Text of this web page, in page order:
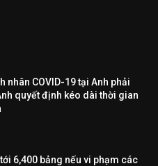
nhân COVID-19 tại Anh phải
quyết định kéo dài thời gian
6,400 bảng nếu vi phạm các